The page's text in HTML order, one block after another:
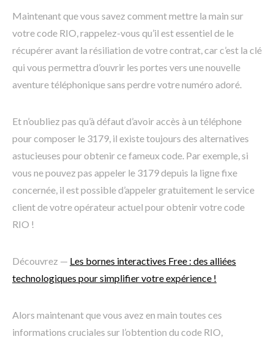
Maintenant que vous savez comment mettre la main sur
votre code RIO, rappelez-vous qu’il est essentiel de le
récupérer avant la résiliation de votre contrat, car c’est la clé
qui vous permettra d’ouvrir les portes vers une nouvelle
aventure téléphonique sans perdre votre numéro adoré.
Et n’oubliez pas qu’à défaut d’avoir accès à un téléphone
pour composer le 3179, il existe toujours des alternatives
astucieuses pour obtenir ce fameux code. Par exemple, si
vous ne pouvez pas appeler le 3179 depuis la ligne fixe
concernée, il est possible d’appeler gratuitement le service
client de votre opérateur actuel pour obtenir votre code
RIO !
Découvrez — Les bornes interactives Free : des alliées
technologiques pour simplifier votre expérience !
Alors maintenant que vous avez en main toutes ces
informations cruciales sur l’obtention du code RIO,